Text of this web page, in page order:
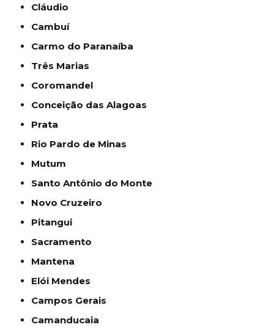
Cláudio
Cambuí
Carmo do Paranaíba
Três Marias
Coromandel
Conceição das Alagoas
Prata
Rio Pardo de Minas
Mutum
Santo Antônio do Monte
Novo Cruzeiro
Pitangui
Sacramento
Mantena
Elói Mendes
Campos Gerais
Camanducaia